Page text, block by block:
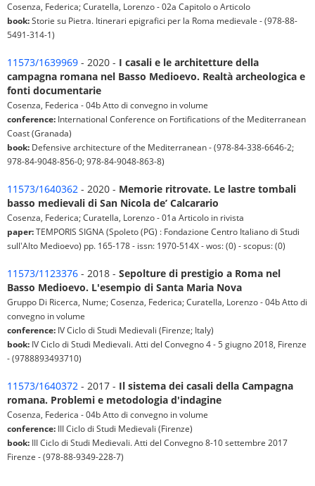
Cosenza, Federica; Curatella, Lorenzo - 02a Capitolo o Articolo
book:Storie su Pietra. Itinerari epigrafici per la Roma medievale - (978-88-
5491-314-1)
11573/1639969 - 2020 - I casali e le architetture della
campagna romana nel Basso Medioevo. Realtà archeologica e
fonti documentarie
Cosenza, Federica - 04b Atto di convegno in volume
conference: International Conference on Fortifications of the Mediterranean
Coast (Granada)
book: Defensive architecture of the Mediterranean - (978-84-338-6646-2;
978-84-9048-856-0; 978-84-9048-863-8)
11573/1640362 - 2020 - Memorie ritrovate. Le lastre tombali
basso medievali di San Nicola de’ Calcarario
Cosenza, Federica; Curatella, Lorenzo - 01a Articolo in rivista
paper:TEMPORIS SIGNA (Spoleto (PG) : Fondazione Centro Italiano di Studi
sull'Alto Medioevo) pp. 165-178 - issn: 1970-514X - wos: (0) - scopus: (0)
11573/1123376 - 2018 - Sepolture di prestigio a Roma nel
Basso Medioevo. L'esempio di Santa Maria Nova
Gruppo Di Ricerca, Nume; Cosenza, Federica; Curatella, Lorenzo - 04b Atto di
convegno in volume
conference: IV Ciclo di Studi Medievali (Firenze; Italy)
book: IV Ciclo di Studi Medievali. Atti del Convegno 4 - 5 giugno 2018, Firenze
- (9788893493710)
11573/1640372 - 2017 - Il sistema dei casali della Campagna
romana. Problemi e metodologia d'indagine
Cosenza, Federica - 04b Atto di convegno in volume
conference: III Ciclo di Studi Medievali (Firenze)
book: III Ciclo di Studi Medievali. Atti del Convegno 8-10 settembre 2017
Firenze - (978-88-9349-228-7)